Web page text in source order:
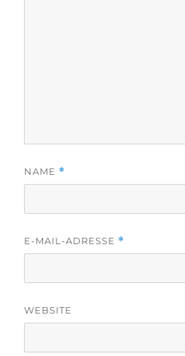
NAME *
E-MAIL-ADRESSE *
WEBSITE